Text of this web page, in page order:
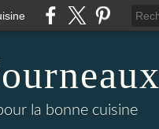
la bonne cuisine